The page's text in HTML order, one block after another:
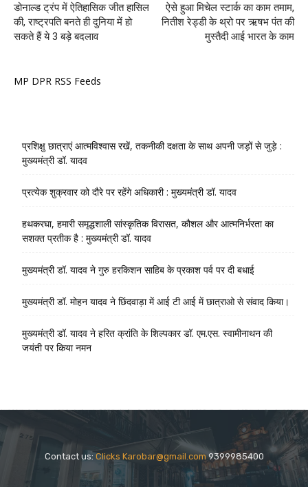
डोनाल्ड ट्रंप में ऐतिहासिक जीत हासिल
की, राष्ट्रपति बनते ही दुनिया में हो
सकते हैं ये 3 बड़े बदलाव
ऐसे हुआ मिचेल स्टार्क का काम तमाम,
नितीश रेड्डी के थ्रो पर ऋषभ पंत की
मुस्तैदी आई भारत के काम
MP DPR RSS Feeds
प्रशिक्षु छात्राएं आत्मविश्वास रखें, तकनीकी दक्षता के साथ अपनी जड़ों से जुड़े :
मुख्यमंत्री डॉ. यादव
प्रत्येक शुक्रवार को दौरे पर रहेंगे अधिकारी : मुख्यमंत्री डॉ. यादव
हथकरघा, हमारी समृद्धशाली सांस्कृतिक विरासत, कौशल और आत्मनिर्भरता का
सशक्त प्रतीक है : मुख्यमंत्री डॉ. यादव
मुख्यमंत्री डॉ. यादव ने गुरु हरकिशन साहिब के प्रकाश पर्व पर दी बधाई
मुख्यमंत्री डॉ. मोहन यादव ने छिंदवाड़ा में आई टी आई में छात्राओ से संवाद किया।
मुख्यमंत्री डॉ. यादव ने हरित क्रांति के शिल्पकार डॉ. एम.एस. स्वामीनाथन की
जयंती पर किया नमन
Contact us: Clicks Karobar@gmail.com9399985400